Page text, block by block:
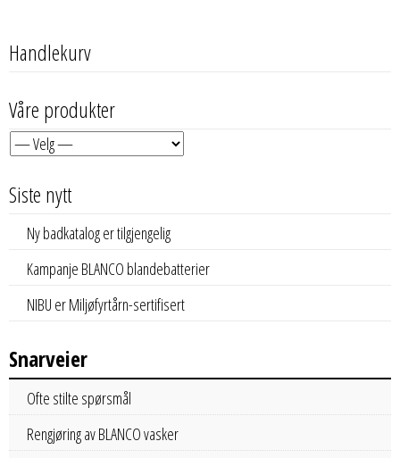
Handlekurv
Våre produkter
Siste nytt
Ny badkatalog er tilgjengelig
Kampanje BLANCO blandebatterier
NIBU er Miljøfyrtårn-sertifisert
Snarveier
Ofte stilte spørsmål
Rengjøring av BLANCO vasker